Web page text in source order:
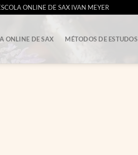
ONLINE DE SAX IVAN MEYER
ONLINE DE SAX MÉTODOS DE ESTUDOS